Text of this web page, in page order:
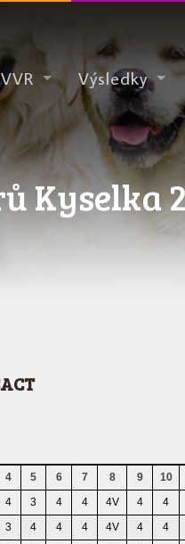
Výsledky
4 5 6 7 8 9 10
4 3 4 4 4V 4 4
3 4 4 4 4V 4 4